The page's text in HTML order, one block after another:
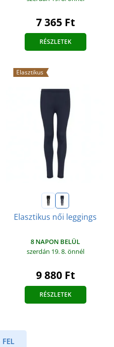
7 365 Ft
RÉSZLETEK
Elasztikus
Elasztikus női leggings
8 NAPON BELÜL
szerdán 19. 8.önnél
9 880 Ft
RÉSZLETEK
FEL